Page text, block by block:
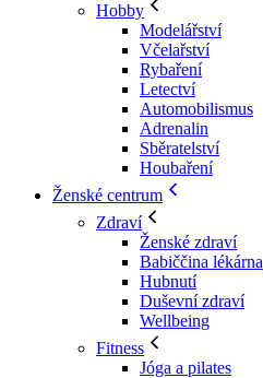
Hobby
Modelářství
Včelařství
Rybaření
Letectví
Automobilismus
Adrenalin
Sběratelství
Houbaření
Ženské centrum
Zdraví
Ženské zdraví
Babiččina lékárna
Hubnutí
Duševní zdraví
Wellbeing
Fitness
Jóga a pilates